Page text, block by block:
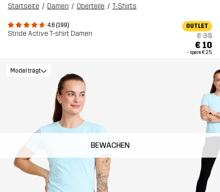
Startseite Damen Oberteile T-Shirts
4.6 (199)
Stride Active T-shirt Damen
OUTLET
€ 35
€ 10
- spare€ 25
BEWACHEN
Model trägt